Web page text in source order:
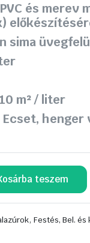
és merev
sima
m² / liter
henger
teszem
, Festés, Bel. és